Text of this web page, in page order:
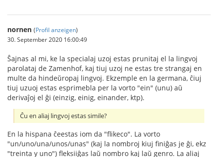
nornen (Profil anzeigen)
30. September 2020 16:00:49
Ŝajnas al mi, ke la specialaj uzoj estas prunitaj el la lingvoj
parolataj de Zamenhof, kaj tiuj uzoj ne estas tre strangaj en
multe da hindeŭropaj lingvoj. Ekzemple en la germana, ĉiuj
tiuj uzuoj estas esprimebla per la vorto "ein" (unu) aŭ
derivaĵoj el ĝi (einzig, einig, einander, ktp).
Ĉu en aliaj lingvoj estas simile?
En la hispana ĉeestas iom da "flikeco". La vorto
"un/uno/una/unos/unas" (kaj la nombroj kiuj finiĝas je ĝi, ekz
"treinta y uno") fleksiiĝas laŭ nombro kaj laŭ genro. La aliaj